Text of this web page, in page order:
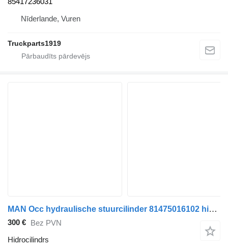
Nīderlande, Vuren
Truckparts1919
MAN Occ hydraulische stuurcilinder 81475016102 hidrocilindrs paredzēts kravas automašīnas
300 €
Bez PVN
Hidrocilindrs